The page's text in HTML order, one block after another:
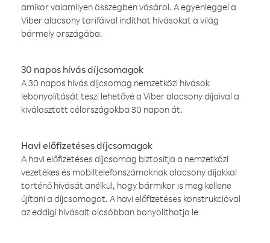
amikor valamilyen összegben vásárol. A egyenleggel a
Viber alacsony tarifáival indíthat hívásokat a világ
bármely országába.
30 napos hívás díjcsomagok
A 30 napos hívás díjcsomag nemzetközi hívások
lebonyolítását teszi lehetővé a Viber alacsony díjaival a
kiválasztott célországokba 30 napon át.
Havi előfizetéses díjcsomagok
A havi előfizetéses díjcsomag biztosítja a nemzetközi
vezetékes és mobiltelefonszámoknak alacsony díjakkal
történő hívását anélkül, hogy bármikor is meg kellene
újítani a díjcsomagot. A havi előfizetéses konstrukcióval
az eddigi hívásait olcsóbban bonyolíthatja le